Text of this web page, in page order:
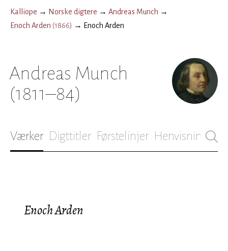
Kalliope → Norske digtere → Andreas Munch →
Enoch Arden (1866) → Enoch Arden
Andreas Munch
(1811–84)
Værker Digttitler Førstelinjer Henvisninger
Enoch Arden